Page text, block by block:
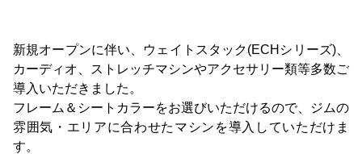
新規オープンに伴い、ウェイトスタック(ECHシリーズ)、
カーディオ、ストレッチマシンやアクセサリー類等多数ご
導入いただきました。
フレーム＆シートカラーをお選びいただけるので、ジムの
雰囲気・エリアに合わせたマシンを導入していただけま
す。